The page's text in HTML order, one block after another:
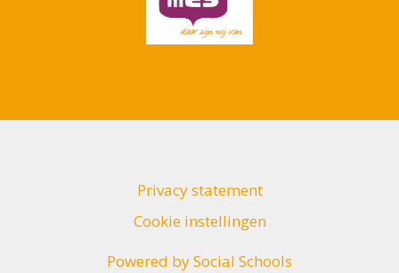
Privacy statement
Cookie instellingen
Powered bySocial Schools